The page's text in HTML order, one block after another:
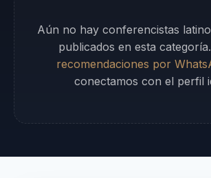
Aún no hay conferencistas
publicados en esta categoría.
recomendaciones por
conectamos con el perfil